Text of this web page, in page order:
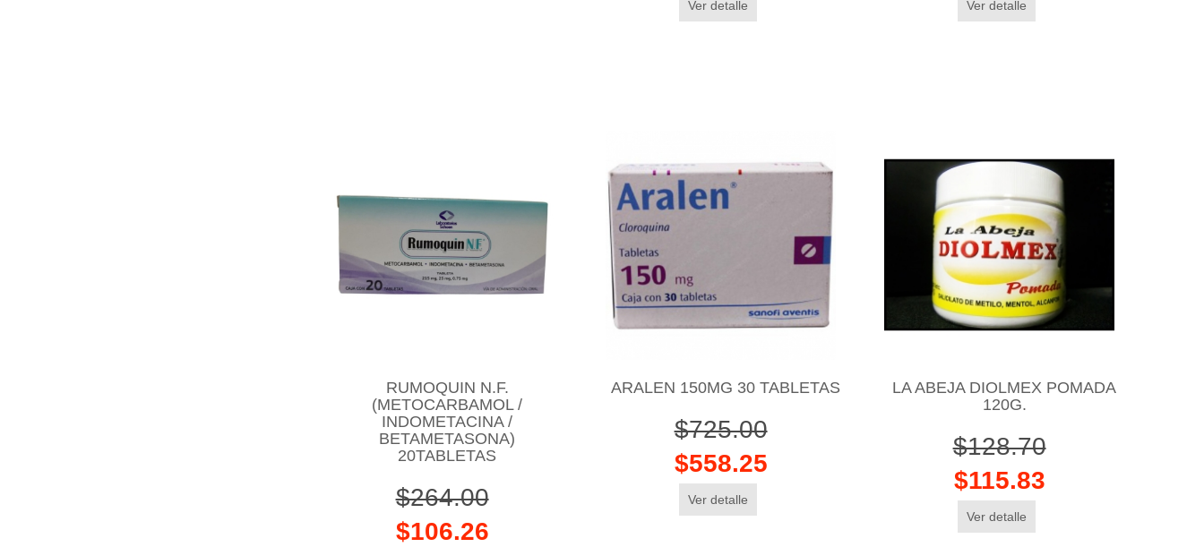
Ver detalle Ver detalle
RUMOQUIN N.F.
(METOCARBAMOL /
INDOMETACINA /
BETAMETASONA)
20TABLETAS
$264.00
$106.26
ARALEN 150MG 30 TABLETAS
$725.00
$558.25
Ver detalle
LA ABEJA DIOLMEX POMADA
120G.
$128.70
$115.83
Ver detalle